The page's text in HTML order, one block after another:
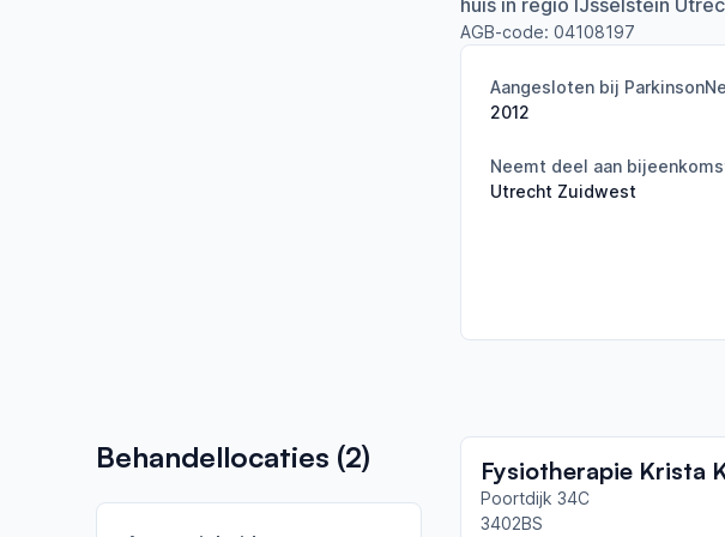
huis in regio IJsselstein
AGB-code: 04108197
Aangesloten bij
2012
Neemt deel aan
Utrecht Zuidwest
Behandellocaties (2)
Poortdijk 34C
3402BS